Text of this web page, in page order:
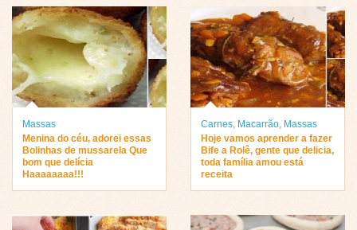
Massas
Menina do céu, adorei essas
Bolinhas de mussarela Que
bom que delícia
Haaaaaaaa!!!
Carnes Macarrão Massas
Hoje vamos aprender a fazer
Bife a Rolê, gente que delicia,
toda família amou está
receita